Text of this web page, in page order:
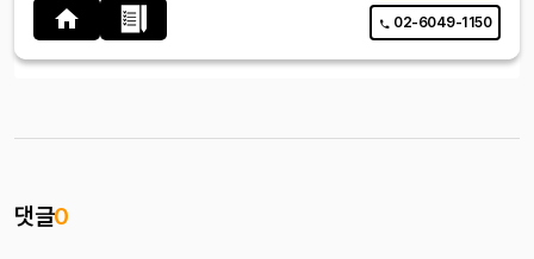
02-6049-1150
댓글0